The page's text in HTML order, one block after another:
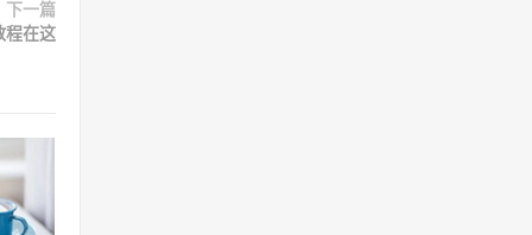
下一篇
程在这